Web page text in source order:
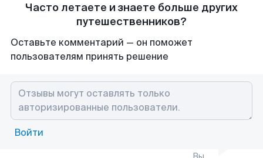
Часто летаете и знаете больше других
путешественников?
Оставьте комментарий — он поможет
пользователям принять решение
Войти